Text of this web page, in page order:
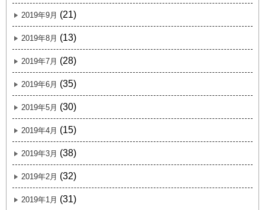
2019年9月 (21)
2019年8月 (13)
2019年7月 (28)
2019年6月 (35)
2019年5月 (30)
2019年4月 (15)
2019年3月 (38)
2019年2月 (32)
2019年1月 (31)